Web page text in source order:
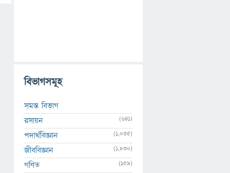
বিভাগসমূহ
সমস্ত বিভাগ
রসায়ন
(641)
পদার্থবিজ্ঞান (1,035)
জীববিজ্ঞান (1,830)
গণিত (159)